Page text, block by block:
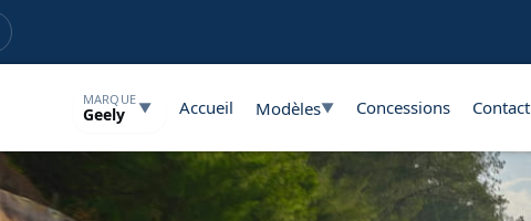
MARQUE
Geely ▼ Accueil Modèles▼ Concessions Contact